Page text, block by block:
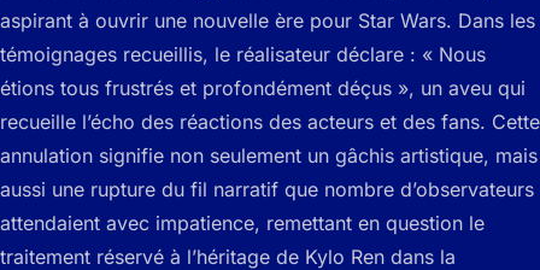
aspirant à ouvrir une nouvelle ère pour Star Wars. Dans les
témoignages recueillis, le réalisateur déclare : « Nous
étions tous frustrés et profondément déçus », un aveu qui
recueille l’écho des réactions des acteurs et des fans. Cette
annulation signifie non seulement un gâchis artistique, mais
aussi une rupture du fil narratif que nombre d’observateurs
attendaient avec impatience, remettant en question le
traitement réservé à l’héritage de Kylo Ren dans la